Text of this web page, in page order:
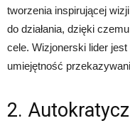
tworzenia inspirującej
do działania, dzięki
cele. Wizjonerski lider
umiejętność
2.